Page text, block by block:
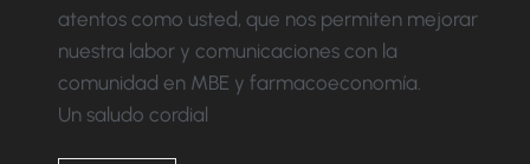
atentos como usted, que nos permiten mejorar
nuestra labor y comunicaciones con la
comunidad en MBE y farmacoeconomía.
Un saludo cordial